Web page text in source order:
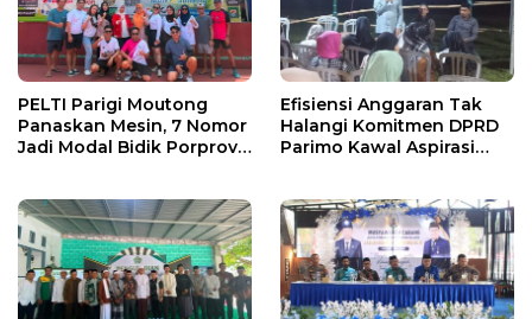
PELTI Parigi Moutong
Panaskan Mesin, 7 Nomor
Jadi Modal Bidik Porprov
Efisiensi Anggaran Tak
Halangi Komitmen DPRD
Parimo Kawal Aspirasi